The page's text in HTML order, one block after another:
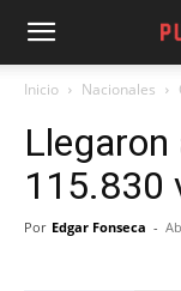
Inicio Nacionales
115.830
Por Edgar Fonseca -